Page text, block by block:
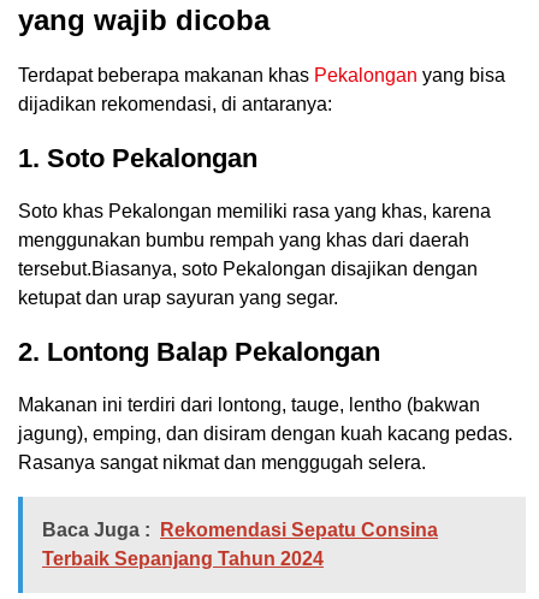
yang wajib dicoba
Terdapat beberapa makanan khas Pekalongan yang bisa
dijadikan rekomendasi, di antaranya:
1. Soto Pekalongan
Soto khas Pekalongan memiliki rasa yang khas, karena
menggunakan bumbu rempah yang khas dari daerah
tersebut.Biasanya, soto Pekalongan disajikan dengan
ketupat dan urap sayuran yang segar.
2. Lontong Balap Pekalongan
Makanan ini terdiri dari lontong, tauge, lentho (bakwan
jagung), emping, dan disiram dengan kuah kacang pedas.
Rasanya sangat nikmat dan menggugah selera.
Baca Juga :
Rekomendasi Sepatu Consina
Terbaik Sepanjang Tahun 2024